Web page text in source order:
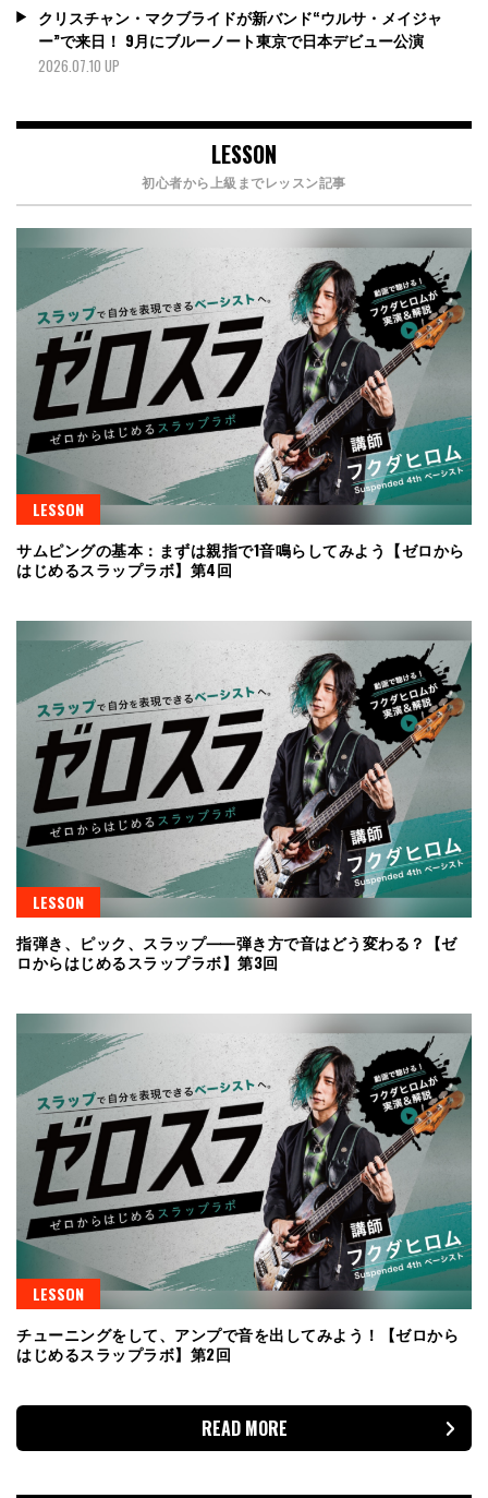
クリスチャン・マクブライドが新バンド“ウルサ・メイジャ
ー”で来日！ 9月にブルーノート東京で日本デビュー公演
2026.07.10 UP
LESSON
初心者から上級までレッスン記事
LESSON
サムピングの基本：まずは親指で1音鳴らしてみよう【ゼロから
はじめるスラップラボ】第4回
LESSON
指弾き、ピック、スラップ⸺弾き方で音はどう変わる？【ゼ
ロからはじめるスラップラボ】第3回
LESSON
チューニングをして、アンプで音を出してみよう！【ゼロから
はじめるスラップラボ】第2回
READ MORE